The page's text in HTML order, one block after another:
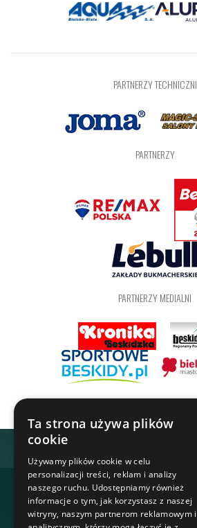
PARTNERZY TECHNICZNI
PARTNERZY
PARTNERZY MEDIALNI
Ta strona używa plików
cookie
Używamy plików cookie w celu
personalizacji treści, reklam i analizy
naszego ruchu. Udostępniamy również
informacje o tym, jak korzystasz z naszej
witryny, naszym partnerom reklamowym i